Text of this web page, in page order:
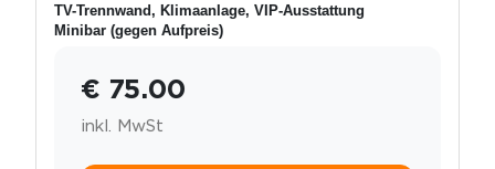
TV-Trennwand, Klimaanlage, VIP-Ausstattung
Minibar (gegen Aufpreis)
€ 75.00
inkl. MwSt